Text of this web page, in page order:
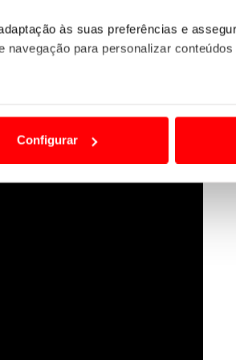
às suas preferências e
para personalizar
personalizar conteúdos e
dados de navegação no nosso
utilização do nosso site de
Configurar